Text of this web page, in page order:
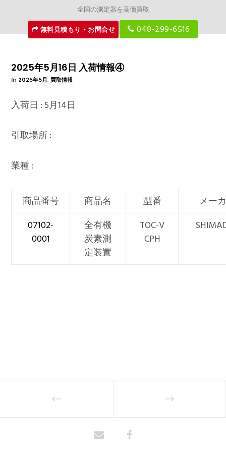
全国の測定器を高価買取
無料見積もり・お問合せ
048-299-6516
2025年5月16日 入荷情報④
In 2025年5月,買取情報
入荷日 : 5月14日
引取場所 :
業種 :
商品番号 商品名 型番
メー
07102-
0001
全有機
炭素測
定装置
TOC-V
CPH